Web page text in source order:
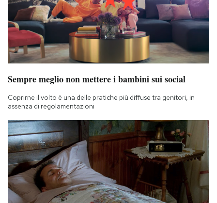
Sempre meglio non mettere i bambini sui social
Coprirne il volto è una delle pratiche più diffuse tra genitori, in
assenza di regolamentazioni